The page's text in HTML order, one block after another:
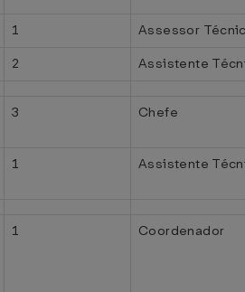
1
Assessor
2
Assistente
3 Chefe
1 Assistente
1 Coordenador